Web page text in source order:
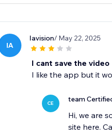
IA
Iavision/ May 22, 2025
I cant save the video
I like the app but it
CE team
Hi, we are
site here.